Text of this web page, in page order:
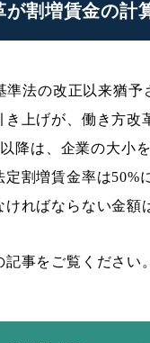
が割増賃金の計
準法の改正以来猶
き上げが、働き方改
降は、企業の大小
定割増賃金率は50%
ければならない金額
事をご覧ください。